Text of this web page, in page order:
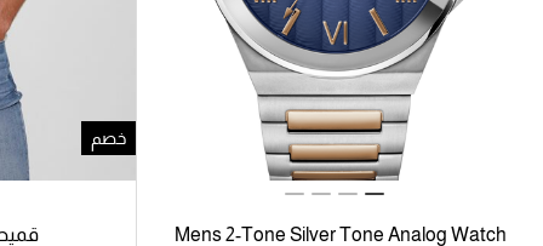
Mens 2-Tone Silver Tone Analog Watch
خصم